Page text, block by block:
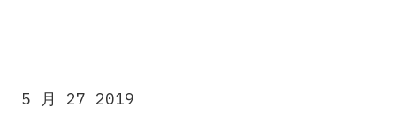
5 月 27 2019